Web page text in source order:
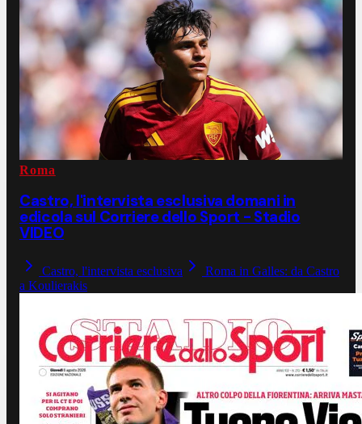
Roma
Castro, l'intervista esclusiva domani in
edicola sul Corriere dello Sport - Stadio
VIDEO
Castro, l'intervista esclusiva
Roma in Galles: da Castro
a Koulierakis